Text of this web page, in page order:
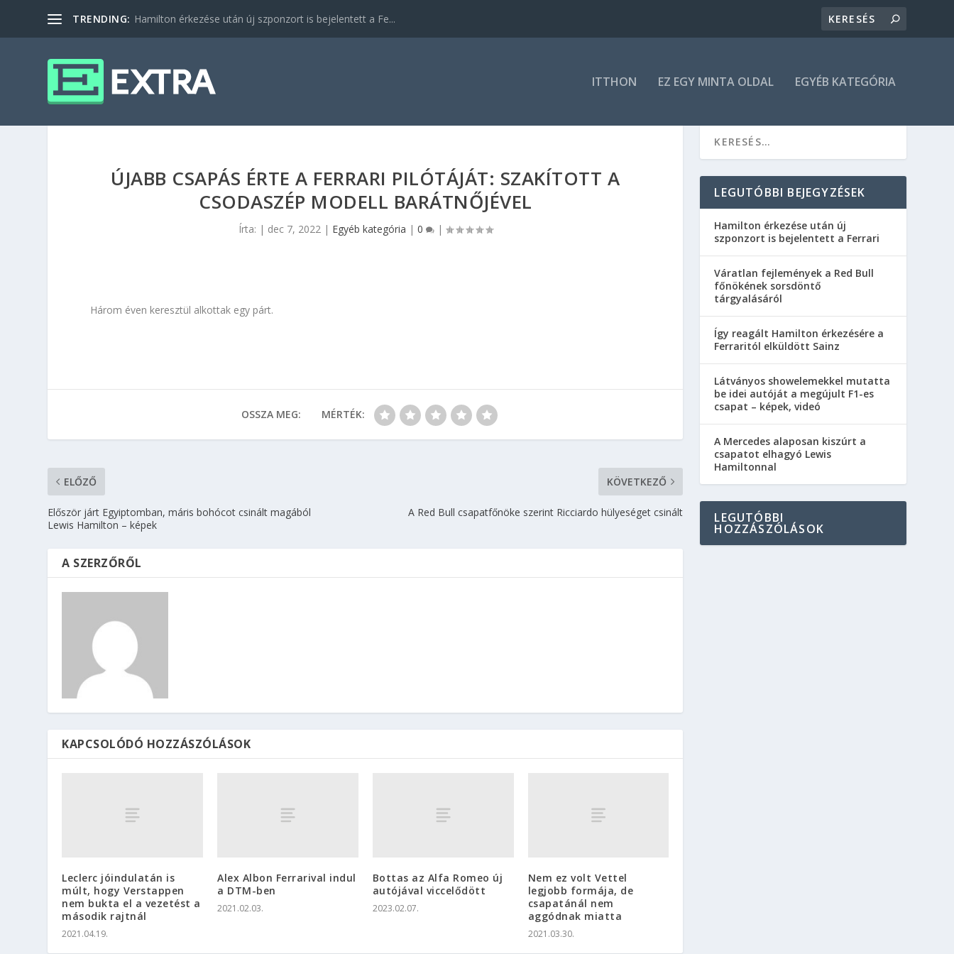
TRENDING: Hamilton érkezése után új szponzort is bejelentett a Fe...
ITTHON EZ EGY MINTA OLDAL EGYÉB KATEGÓRIA
ÚJABB CSAPÁS ÉRTE A FERRARI PILÓTÁJÁT: SZAKÍTOTT A
CSODASZÉP MODELL BARÁTNŐJÉVEL
Írta: | dec 7, 2022| Egyéb kategória | 0 |
Három éven keresztül alkottak egy párt.
OSSZA MEG: MÉRTÉK:
ELŐZŐ
Először járt Egyiptomban, máris bohócot csinált magából
Lewis Hamilton – képek
KÖVETKEZŐ
A Red Bull csapatfőnöke szerint Ricciardo hülyeséget csinált
A SZERZŐRŐL
KAPCSOLÓDÓ HOZZÁSZÓLÁSOK
Leclerc jóindulatán is
múlt, hogy Verstappen
nem bukta el a vezetést a
második rajtnál
2021.04.19.
Alex Albon Ferrarival indul
a DTM-ben
2021.02.03.
Bottas az Alfa Romeo új
autójával viccelődött
2023.02.07.
Nem ez volt Vettel
legjobb formája, de
csapatánál nem
aggódnak miatta
2021.03.30.
LEGUTÓBBI BEJEGYZÉSEK
Hamilton érkezése után új
szponzort is bejelentett a Ferrari
Váratlan fejlemények a Red Bull
főnökének sorsdöntő
tárgyalásáról
Így reagált Hamilton érkezésére a
Ferraritól elküldött Sainz
Látványos showelemekkel mutatta
be idei autóját a megújult F1-es
csapat – képek, videó
A Mercedes alaposan kiszúrt a
csapatot elhagyó Lewis
Hamiltonnal
LEGUTÓBBI
HOZZÁSZÓLÁSOK